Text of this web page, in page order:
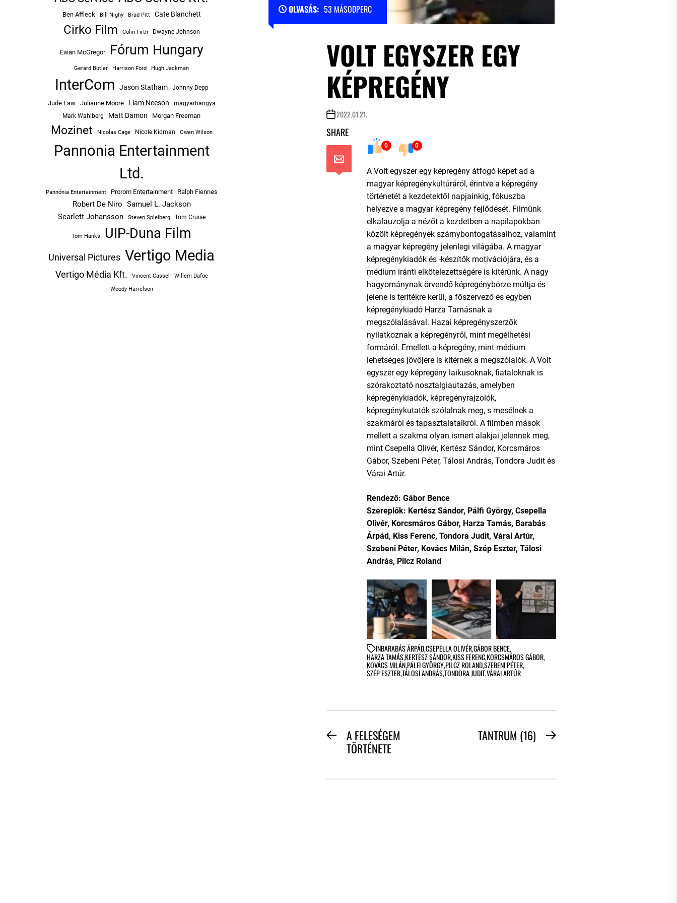
OLVASÁS: 53 MÁSODPERC
VOLT EGYSZER EGY
KÉPREGÉNY
2022.01.21.
SHARE
0 0
A Volt egyszer egy képregény átfogó képet ad a
magyar képregénykultúráról, érintve a képregény
történetét a kezdetektől napjainkig, fókuszba
helyezve a magyar képregény fejlődését. Filmünk
elkalauzolja a nézőt a kezdetben a napilapokban
közölt képregények szárnybontogatásaihoz, valamint
a magyar képregény jelenlegi világába. A magyar
képregénykiadók és -készítők motivációjára, és a
médium iránti elkötelezettségére is kitérünk. A nagy
hagyománynak örvendő képregénybörze múltja és
jelene is terítékre kerül, a főszervező és egyben
képregénykiadó Harza Tamásnak a
megszólalásával. Hazai képregényszerzők
nyilatkoznak a képregényről, mint megélhetési
formáról. Emellett a képregény, mint médium
lehetséges jövőjére is kitérnek a megszólalók. A Volt
egyszer egy képregény laikusoknak, fiataloknak is
szórakoztató nosztalgiautazás, amelyben
képregénykiadók, képregényrajzolók,
képregénykutatók szólalnak meg, s mesélnek a
szakmáról és tapasztalataikról. A filmben mások
mellett a szakma olyan ismert alakjai jelennek meg,
mint Csepella Olivér, Kertész Sándor, Korcsmáros
Gábor, Szebeni Péter, Tálosi András, Tondora Judit és
Várai Artúr.
Rendező: Gábor Bence
Szereplők: Kertész Sándor, Pálfi György, Csepella
Olivér, Korcsmáros Gábor, Harza Tamás, Barabás
Árpád, Kiss Ferenc, Tondora Judit, Várai Artúr,
Szebeni Péter, Kovács Milán, Szép Eszter, Tálosi
András, Pilcz Roland
INBARABÁS ÁRPÁD,CSEPELLA OLIVÉR,GÁBOR BENCE,
HARZA TAMÁS,KERTÉSZ SÁNDOR,KISS FERENC,KORCSMÁROS GÁBOR,
KOVÁCS MILÁN,PÁLFI GYÖRGY,PILCZ ROLAND,SZEBENI PÉTER,
SZÉP ESZTER,TÁLOSI ANDRÁS,TONDORA JUDIT,VÁRAI ARTÚR
BEJEGYZÉS
NAVIGÁCIÓ
PreviousA FELESÉGEM
TÖRTÉNETE
Next
TANTRUM (16)
Ben Affleck Bill Nighy Brad Pitt Cate Blanchett
Cirko Film Colin Firth Dwayne Johnson
Ewan McGregor Fórum Hungary
Gerard Butler Harrison Ford Hugh Jackman
InterCom Jason Statham Johnny Depp
Jude Law Julianne Moore Liam Neeson
magyarhangya
Mark Wahlberg
Matt Damon Morgan Freeman
Mozinet Nicolas Cage Nicole Kidman Owen Wilson
Pannonia Entertainment
Ltd.
Pannónia Entertainment Prorom Entertainment Ralph Fiennes
Robert De Niro Samuel L. Jackson
Scarlett Johansson
Steven Spielberg Tom Cruise
Tom Hanks UIP-Duna Film
Universal Pictures Vertigo Media
Vertigo Média Kft. Vincent Cassel
Willem Dafoe
Woody Harrelson